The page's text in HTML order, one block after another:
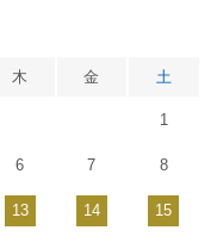
木 金 土
1
6 7 8
13 14 15